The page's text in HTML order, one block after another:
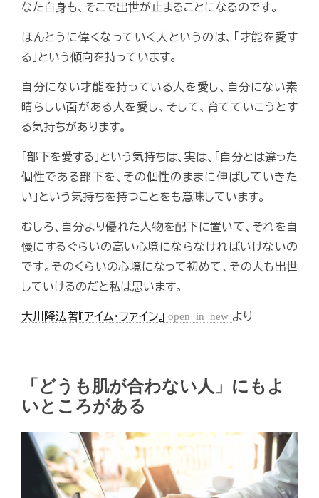
なた自身も、そこで出世が止まることになるのです。
ほんとうに偉くなっていく人というのは、「才能を愛す
る」という傾向を持っています。
自分にない才能を持っている人を愛し、自分にない素
晴らしい面がある人を愛し、そして、育てていこうとす
る気持ちがあります。
「部下を愛する」という気持ちは、実は、「自分とは違った
個性である部下を、その個性のままに伸ばしていきた
い」という気持ちを持つことをも意味しています。
むしろ、自分より優れた人物を配下に置いて、それを自
慢にするぐらいの高い心境にならなければいけないの
です。そのくらいの心境になって初めて、その人も出世
していけるのだと私は思います。
大川隆法著『アイム・ファイン』 open_in_new より
「どうも肌が合わない人」にもよ
いところがある